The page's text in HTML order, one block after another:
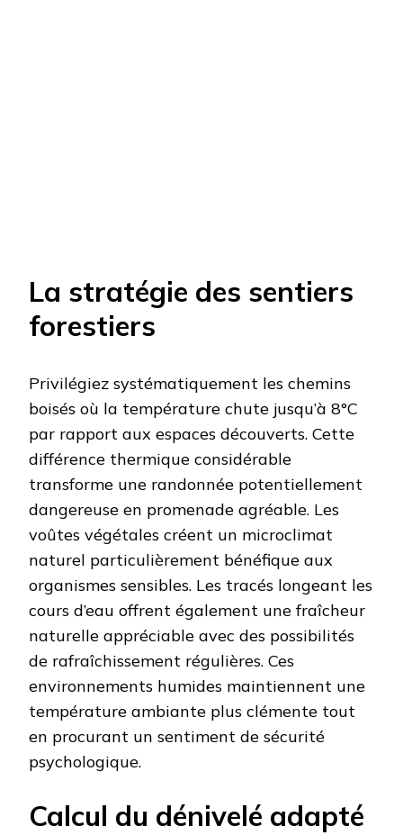
La stratégie des sentiers
forestiers
Privilégiez systématiquement les chemins
boisés où la température chute jusqu’à 8°C
par rapport aux espaces découverts. Cette
différence thermique considérable
transforme une randonnée potentiellement
dangereuse en promenade agréable. Les
voûtes végétales créent un microclimat
naturel particulièrement bénéfique aux
organismes sensibles. Les tracés longeant les
cours d’eau offrent également une fraîcheur
naturelle appréciable avec des possibilités
de rafraîchissement régulières. Ces
environnements humides maintiennent une
température ambiante plus clémente tout
en procurant un sentiment de sécurité
psychologique.
Calcul du dénivelé adapté